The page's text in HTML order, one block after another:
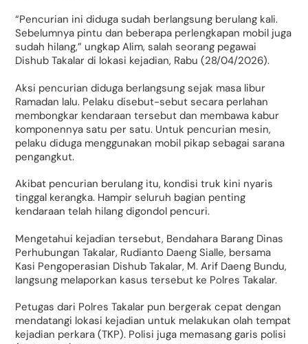
“Pencurian ini diduga sudah berlangsung berulang kali.
Sebelumnya pintu dan beberapa perlengkapan mobil juga
sudah hilang,” ungkap Alim, salah seorang pegawai
Dishub Takalar di lokasi kejadian, Rabu (28/04/2026).
Aksi pencurian diduga berlangsung sejak masa libur
Ramadan lalu. Pelaku disebut-sebut secara perlahan
membongkar kendaraan tersebut dan membawa kabur
komponennya satu per satu. Untuk pencurian mesin,
pelaku diduga menggunakan mobil pikap sebagai sarana
pengangkut.
Akibat pencurian berulang itu, kondisi truk kini nyaris
tinggal kerangka. Hampir seluruh bagian penting
kendaraan telah hilang digondol pencuri.
Mengetahui kejadian tersebut, Bendahara Barang Dinas
Perhubungan Takalar, Rudianto Daeng Sialle, bersama
Kasi Pengoperasian Dishub Takalar, M. Arif Daeng Bundu,
langsung melaporkan kasus tersebut ke Polres Takalar.
Petugas dari Polres Takalar pun bergerak cepat dengan
mendatangi lokasi kejadian untuk melakukan olah tempat
kejadian perkara (TKP). Polisi juga memasang garis polisi